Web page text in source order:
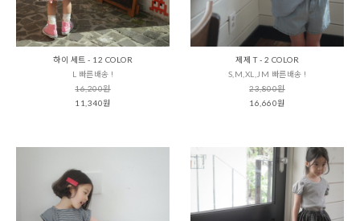
하이 세트 - 12 COLOR
L 빠른배송 !
16,200원
11,340원
제제 T - 2 COLOR
S,M,XL,JM 빠른배송 !
23,800원
16,660원